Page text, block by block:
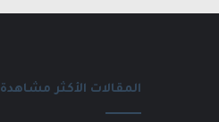
المقالات الأكثر مشاهدة